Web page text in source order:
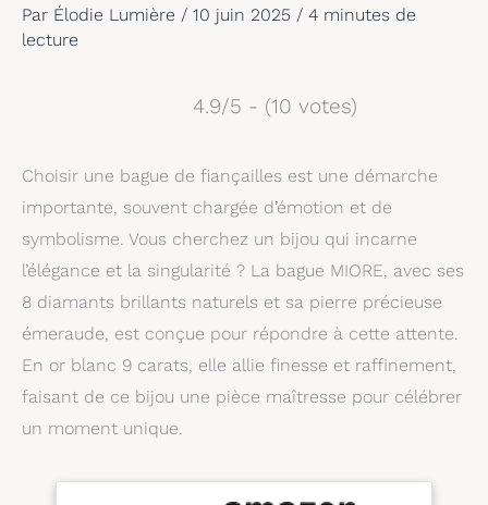
Par Élodie Lumière / 10 juin 2025 / 4 minutes de
lecture
4.9/5 - (10 votes)
Choisir une bague de fiançailles est une démarche
importante, souvent chargée d’émotion et de
symbolisme. Vous cherchez un bijou qui incarne
l’élégance et la singularité ? La bague MIORE, avec ses
8 diamants brillants naturels et sa pierre précieuse
émeraude, est conçue pour répondre à cette attente.
En or blanc 9 carats, elle allie finesse et raffinement,
faisant de ce bijou une pièce maîtresse pour célébrer
un moment unique.